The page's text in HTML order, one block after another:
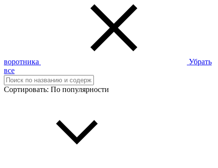
воротника
Убрать
все
Сортировать: По популярности